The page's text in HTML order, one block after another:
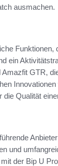
ausmachen.
Funktionen,
ein
GTR,
die Qualität
und
der Bip U